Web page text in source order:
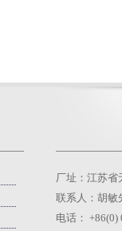
厂址：江苏
联系人：胡敏
电话： +86(0)